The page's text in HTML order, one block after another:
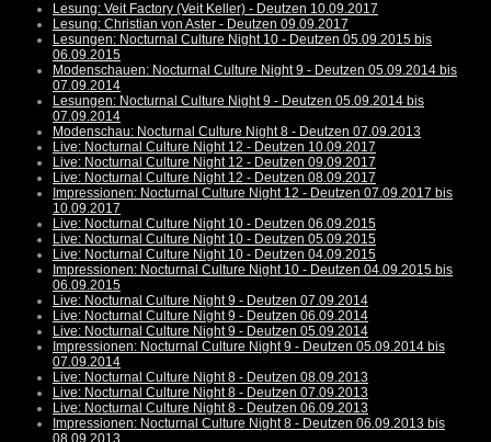
Lesung: Veit Factory (Veit Keller) - Deutzen 10.09.2017
Lesung: Christian von Aster - Deutzen 09.09.2017
Lesungen: Nocturnal Culture Night 10 - Deutzen 05.09.2015 bis
06.09.2015
Modenschauen: Nocturnal Culture Night 9 - Deutzen 05.09.2014 bis
07.09.2014
Lesungen: Nocturnal Culture Night 9 - Deutzen 05.09.2014 bis
07.09.2014
Modenschau: Nocturnal Culture Night 8 - Deutzen 07.09.2013
Live: Nocturnal Culture Night 12 - Deutzen 10.09.2017
Live: Nocturnal Culture Night 12 - Deutzen 09.09.2017
Live: Nocturnal Culture Night 12 - Deutzen 08.09.2017
Impressionen: Nocturnal Culture Night 12 - Deutzen 07.09.2017 bis
10.09.2017
Live: Nocturnal Culture Night 10 - Deutzen 06.09.2015
Live: Nocturnal Culture Night 10 - Deutzen 05.09.2015
Live: Nocturnal Culture Night 10 - Deutzen 04.09.2015
Impressionen: Nocturnal Culture Night 10 - Deutzen 04.09.2015 bis
06.09.2015
Live: Nocturnal Culture Night 9 - Deutzen 07.09.2014
Live: Nocturnal Culture Night 9 - Deutzen 06.09.2014
Live: Nocturnal Culture Night 9 - Deutzen 05.09.2014
Impressionen: Nocturnal Culture Night 9 - Deutzen 05.09.2014 bis
07.09.2014
Live: Nocturnal Culture Night 8 - Deutzen 08.09.2013
Live: Nocturnal Culture Night 8 - Deutzen 07.09.2013
Live: Nocturnal Culture Night 8 - Deutzen 06.09.2013
Impressionen: Nocturnal Culture Night 8 - Deutzen 06.09.2013 bis